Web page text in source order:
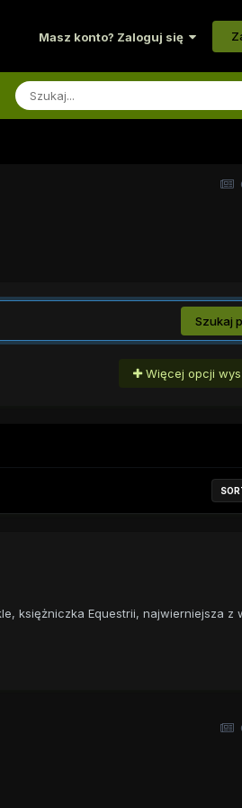
Masz konto? Zaloguj się
Szukaj
Więcej opcji
księżniczka Equestrii, najwierniejsza z